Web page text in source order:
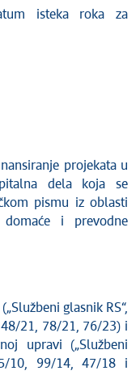
i evropske
nasleđa i
isteka roka za
projekata u
dela koja se
pismu iz oblasti
i prevodne
glasnik RS“,
21, 78/21, 76/23) i
upravi („Službeni
10, 99/14, 47/18 i